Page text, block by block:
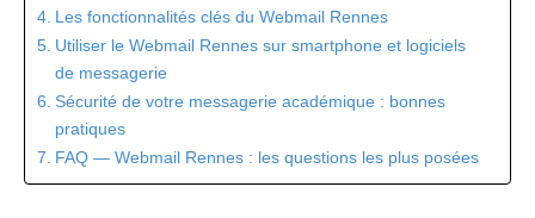
Les fonctionnalités clés du Webmail Rennes
Utiliser le Webmail Rennes sur smartphone et logiciels
de messagerie
Sécurité de votre messagerie académique : bonnes
pratiques
FAQ — Webmail Rennes : les questions les plus posées